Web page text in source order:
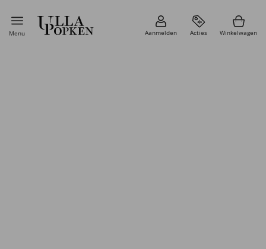
Menu Aanmelden Acties Winkelwagen